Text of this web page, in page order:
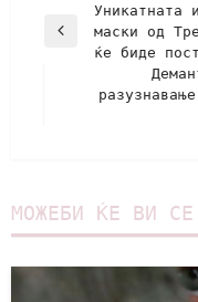
Уникатната
маски од
ќе биде
МОЖЕБИ ЌЕ ВИ СЕ